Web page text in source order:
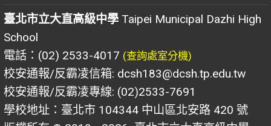
臺北市立大直高級中學 Taipei Municipal Dazhi High
School
電話：(02) 2533-4017 (查詢處室分機)
校安通報/反霸凌信箱: dcsh183@dcsh.tp.edu.tw
校安通報/反霸凌專線: (02)2533-7691
學校地址：臺北市 104344 中山區北安路 420 號